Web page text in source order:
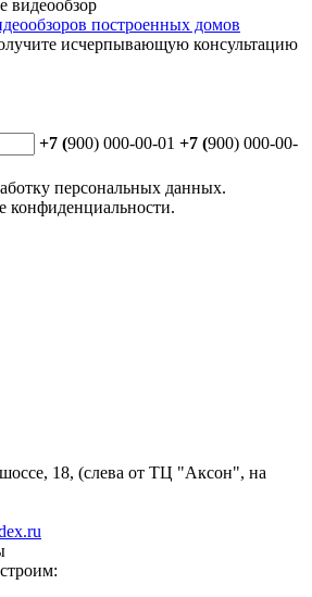
видеообзор
построенных домов
исчерпывающую консультацию
+7 (900) 000-00-01 +7 (900) 000-00-
персональных данных.
конфиденциальности.
18, (слева от ТЦ "Аксон", на